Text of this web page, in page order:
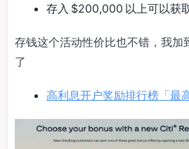
存入 $200,000 以上可以获
存钱这个活动性价比也不错，我加
了
高利息开户奖励排行榜「最